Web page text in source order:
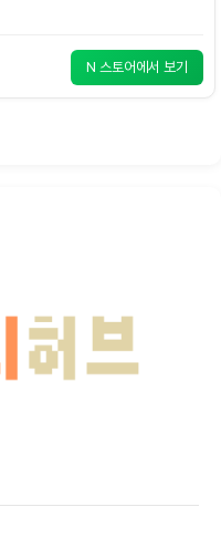
N 스토어에서 보기